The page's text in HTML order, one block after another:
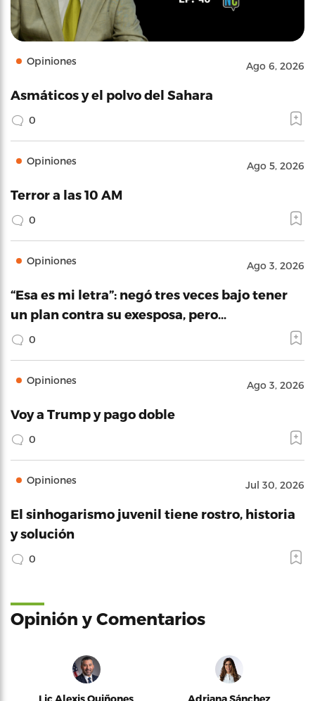
Opiniones Ago 6, 2026
Asmáticos y el polvo del Sahara
0
Opiniones Ago 5, 2026
Terror a las 10 AM
0
Opiniones Ago 3, 2026
“Esa es mi letra”: negó tres veces bajo tener
un plan contra su exesposa, pero…
0
Opiniones Ago 3, 2026
Voy a Trump y pago doble
0
Opiniones Jul 30, 2026
El sinhogarismo juvenil tiene rostro, historia
y solución
0
Opinión y Comentarios
Lic Alexis Quiñones Adriana Sánchez